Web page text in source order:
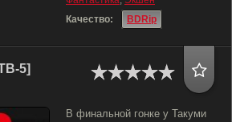
Качество:
BDRip
5]
В финальной гонке у Такуми